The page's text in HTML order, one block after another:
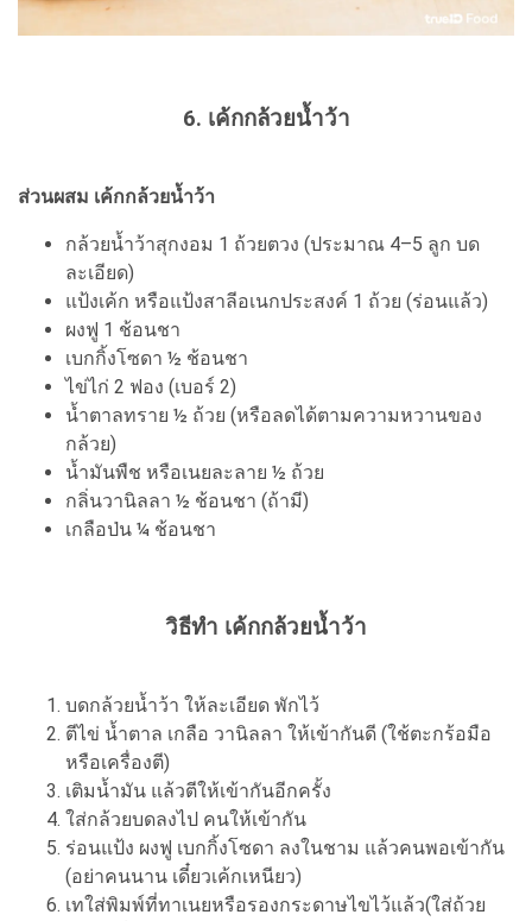
6. เค้กกล้วยน้ำว้า
ส่วนผสม เค้กกล้วยน้ำว้า
กล้วยน้ำว้าสุกงอม 1 ถ้วยตวง (ประมาณ 4–5 ลูก บด
ละเอียด)
แป้งเค้ก หรือแป้งสาลีอเนกประสงค์ 1 ถ้วย (ร่อนแล้ว)
ผงฟู 1 ช้อนชา
เบกกิ้งโซดา ½ ช้อนชา
ไข่ไก่ 2 ฟอง (เบอร์ 2)
น้ำตาลทราย ½ ถ้วย (หรือลดได้ตามความหวานของ
กล้วย)
น้ำมันพืช หรือเนยละลาย ½ ถ้วย
กลิ่นวานิลลา ½ ช้อนชา (ถ้ามี)
เกลือป่น ¼ ช้อนชา
วิธีทำ เค้กกล้วยน้ำว้า
บดกล้วยน้ำว้า ให้ละเอียด พักไว้
ตีไข่ น้ำตาล เกลือ วานิลลา ให้เข้ากันดี (ใช้ตะกร้อมือ
หรือเครื่องตี)
เติมน้ำมัน แล้วตีให้เข้ากันอีกครั้ง
ใส่กล้วยบดลงไป คนให้เข้ากัน
ร่อนแป้ง ผงฟู เบกกิ้งโซดา ลงในชาม แล้วคนพอเข้ากัน
(อย่าคนนาน เดี๋ยวเค้กเหนียว)
เทใส่พิมพ์ที่ทาเนยหรือรองกระดาษไขไว้แล้ว(ใส่ถ้วย